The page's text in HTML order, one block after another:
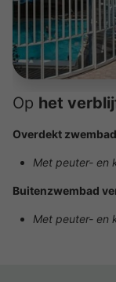
Op het
Overdekt
Met peuter- en
Buitenzwembad
Met peuter- en